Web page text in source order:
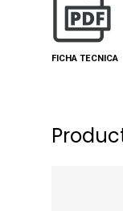
FICHA TECNICA